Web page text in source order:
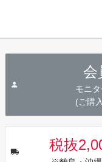
会
モニ
(ご購
税抜